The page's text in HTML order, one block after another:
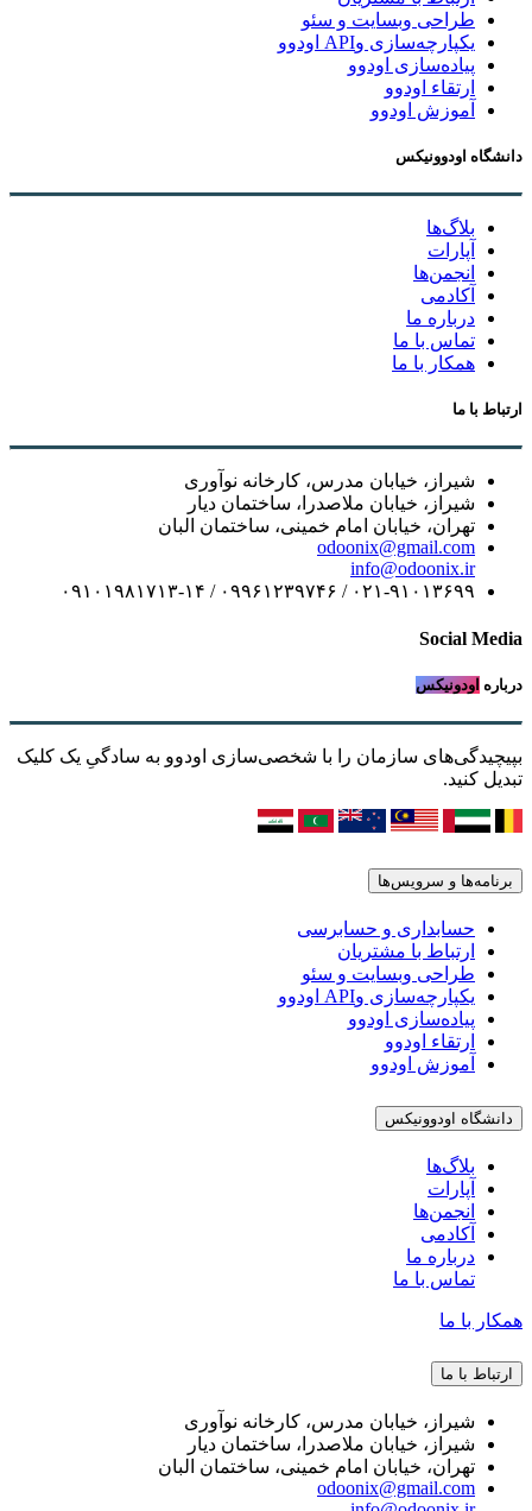
طراحی وبسایت و سئو
یکپارچه‌سازی وAPI اودوو
پیاده‌سازی اودوو
ارتقاء اودوو
آموزش اودوو
دانشگاه اودوونیکس
بلاگ‌ها
آپارات
انجمن‌ها
آکادمی
درباره ما
تماس با ما
همکار با ما
ارتباط با ما
شیراز، خیابان مدرس، کارخانه نوآوری
شیراز، خیابان ملاصدرا، ساختمان دیار
تهران، خیابان امام خمینی، ساختمان البان
odoonix@gmail.com
info@odoonix.ir
۰۲۱-۹۱۰۱۳۶۹۹ / ۰۹۹۶۱۲۳۹۷۴۶ / ۰۹۱۰۱۹۸۱۷۱۳-۱۴
Social Media
درباره اودونیکس
بپیچیدگی‌های سازمان را با شخصی‌سازی اودوو به سادگیِ یک کلیک
تبدیل کنید.
برنامه‌ها و سرویس‌ها
حسابداری و حسابرسی
ارتباط با مشتریان
طراحی وبسایت و سئو
یکپارچه‌سازی وAPI اودوو
پیاده‌سازی اودوو
ارتقاء اودوو
آموزش اودوو
دانشگاه اودوونیکس
بلاگ‌ها
آپارات
انجمن‌ها
آکادمی
درباره ما
تماس با ما
همکار با ما
ارتباط با ما
شیراز، خیابان مدرس، کارخانه نوآوری
شیراز، خیابان ملاصدرا، ساختمان دیار
تهران، خیابان امام خمینی، ساختمان البان
odoonix@gmail.com